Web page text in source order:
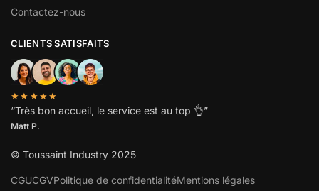
Contactez-nous
CLIENTS SATISFAITS
★★★★★
“Très bon accueil, le service est au top 👌”
Matt P.
© Toussaint Industry 2025
CGUCGVPolitique de confidentialitéMentions légales